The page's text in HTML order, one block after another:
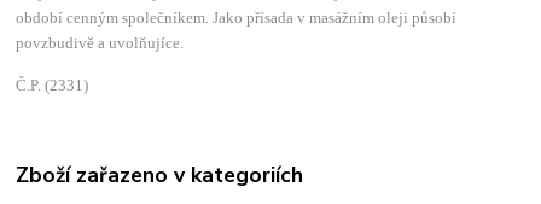
období cenným společníkem. Jako přísada v masážním oleji působí
povzbudivě a uvolňujíce.
Č.P. (2331)
Zboží zařazeno v kategoriích